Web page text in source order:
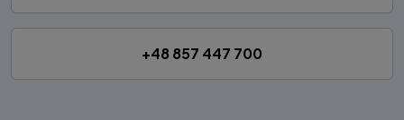
+48 857 447 700